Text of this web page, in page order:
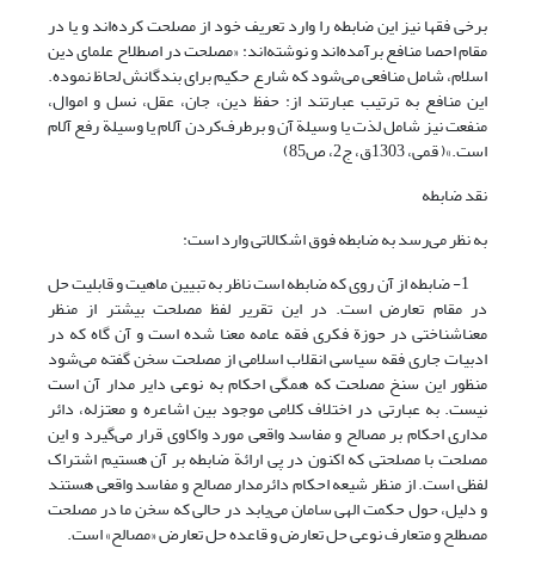
برخی فقها نیز این ضابطه را وارد تعریف خود از مصلحت کرده‌اند و یا در
مقام احصا منافع برآمده‌اند و نوشته‌اند: «مصلحت در اصطلاح علمای دین
اسلام، شامل منافعی می‌شود که شارع حکیم برای بندگانش لحاظ نموده.
این منافع به ترتیب عبارتند از: حفظ دین، جان، عقل‌، نسل و اموال،
منفعت نیز شامل لذت یا وسیلة آن و برطرف‌کردن آلام یا وسیلة رفع آلام
است.»( قمی، 1303ق، ج2، ص85)
نقد ضابطه
به نظر می‌رسد به ضابطه فوق اشکالاتی وارد است:
1- ضابطه از آن روی که ضابطه است ناظر به تبیین ماهیت و قابلیت حل
در مقام تعارض است. در این تقریر لفظ مصلحت بیشتر از منظر
معناشناختی در حوزة فکری فقه عامه معنا شده است و آن گاه که در
ادبیات جاری فقه سیاسی انقلاب اسلامی از مصلحت سخن گفته می‌شود
منظور این سنخ مصلحت که همگی احکام به نوعی دایر مدار آن است
نیست. به عبارتی در اختلاف کلامی موجود بین اشاعره و معتزله، دائر
مداری احکام بر مصالح و مفاسد واقعی مورد واکاوی قرار می‌گیرد و این
مصلحت با مصلحتی که اکنون در پی ارائة ضابطه بر آن هستیم اشتراک
لفظی است. از منظر شیعه احکام دائرمدار مصالح و مفاسد واقعی هستند
و دلیل، حول حکمت الهی سامان می‌یابد در حالی که سخن ما در مصلحت
مصطلح و متعارف نوعی حل تعارض و قاعده حل تعارض «مصالح» است.